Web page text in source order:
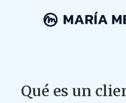
Qué es un